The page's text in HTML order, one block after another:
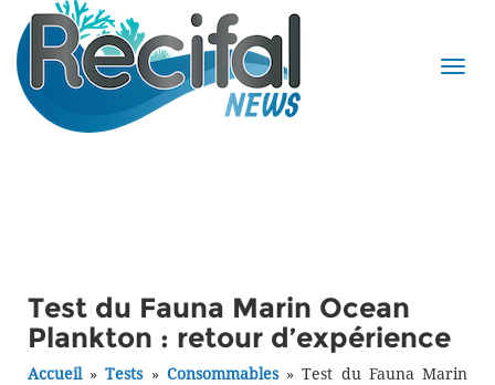
Test du Fauna Marin Ocean
Plankton : retour d’expérience
Accueil»Tests» Consommables»Test du Fauna Marin